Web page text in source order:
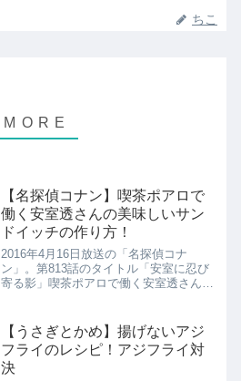
ちこ
【名探偵コナン】喫茶ポアロで
働く安室透さんの美味しいサン
ドイッチの作り方！
2016年4月16日放送の「名探偵コナ
ン」。第813話のタイトル「安室に忍び
寄る影」喫茶ポアロで働く安室透さんが
【うさぎとかめ】揚げないアジ
フライのレシピ！アジフライ対
決